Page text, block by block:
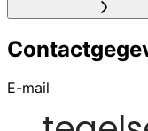
E-mail